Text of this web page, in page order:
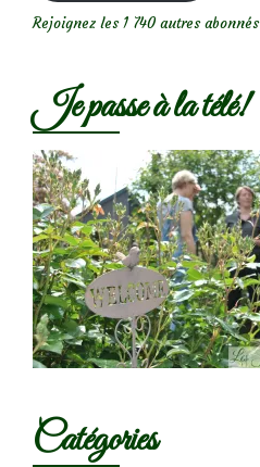
Rejoignez les 1 740 autres abonnés
Je passe à la télé!
Catégories